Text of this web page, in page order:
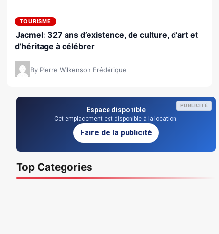
TOURISME
Jacmel: 327 ans d’existence, de culture, d’art et
d’héritage à célébrer
By Pierre Wilkenson Frédérique
PUBLICITÉ
Espace disponible
Cet emplacement est disponible à la location.
Faire de la publicité
Top Categories